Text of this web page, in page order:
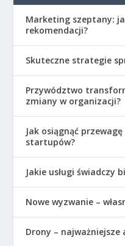
Marketing szeptany:
rekomendacji?
Skuteczne strategie
Przywództwo
zmiany w organizacji?
Jak osiągnąć
startupów?
Jakie usługi świadczy
Nowe wyzwanie –
Drony – najważniejsze